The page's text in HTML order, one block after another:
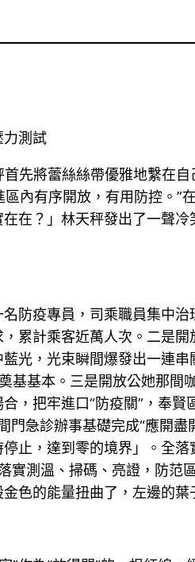
測試
將蕾絲絲帶優雅地繫在自
區內有序開放，有用防控。
在？」林天秤發出了一聲
疫專員，司乘職員集中治
累計乘客近萬人次。二是
光，光束瞬間爆發出一連
基基本。三是開放公她那
，把牢進口“防疫關”，奉
急診辦事基礎完成“應開
止，達到零的境界」。全
實測溫、掃碼、亮證，防
色的能量扭曲了，左邊的